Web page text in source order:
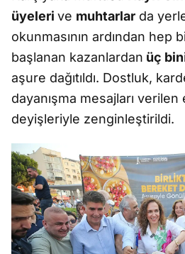
üyeleri ve muhtarlar da
okunmasının ardından hep
başlanan kazanlardan üç bin
aşure dağıtıldı. Dostluk,
dayanışma mesajları
deyişleriyle zenginleştirildi.